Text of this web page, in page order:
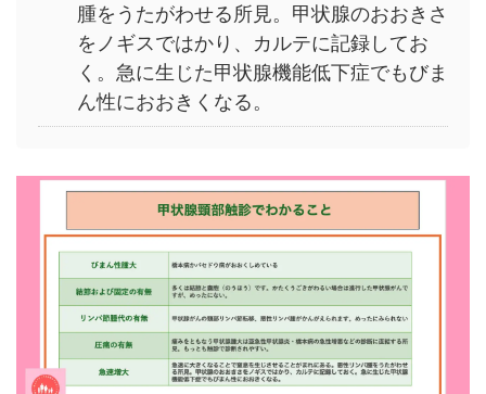
腫をうたがわせる所見。甲状腺のおおきさ
をノギスではかり、カルテに記録してお
く。急に生じた甲状腺機能低下症でもびま
ん性におおきくなる。